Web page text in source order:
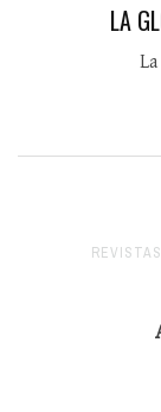
LA
REVISTAS